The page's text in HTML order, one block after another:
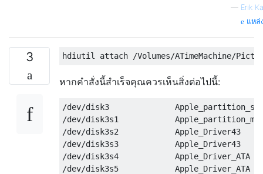
— Erik
แหล่
3
หากคำสั่งนี้สำเร็จคุณควรเห็นสิ่งต่อไปนี้:
/dev/disk3
/dev/disk3s1
/dev/disk3s2
/dev/disk3s3
/dev/disk3s4
/dev/disk3s5